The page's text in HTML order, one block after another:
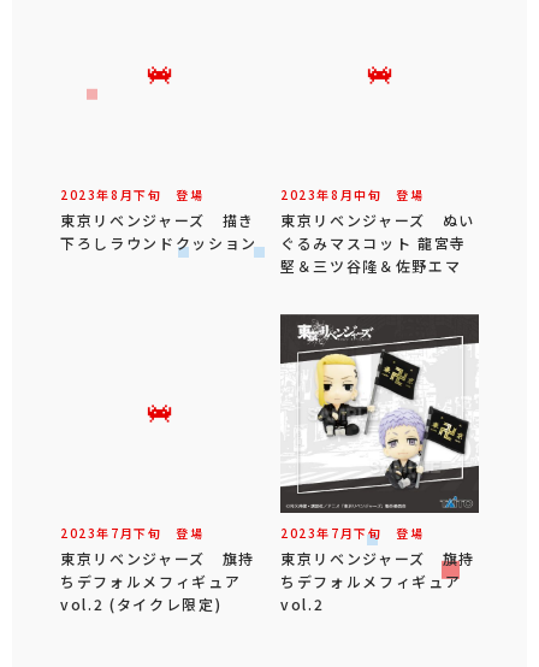
2023年8 月下旬 登場
東京リベンジャーズ 描き
下ろしラウンドクッション
2023年8 月中旬 登場
東京リベンジャーズ ぬい
ぐるみマスコット 龍宮寺
堅＆三ツ谷隆＆佐野エマ
2023年 7 月下旬 登場
東京リベンジャーズ 旗持
ちデフォルメフィギュア
vol.2 (タイクレ限定)
2023年 7 月下旬 登場
東京リベンジャーズ 旗持
ちデフォルメフィギュア
vol.2